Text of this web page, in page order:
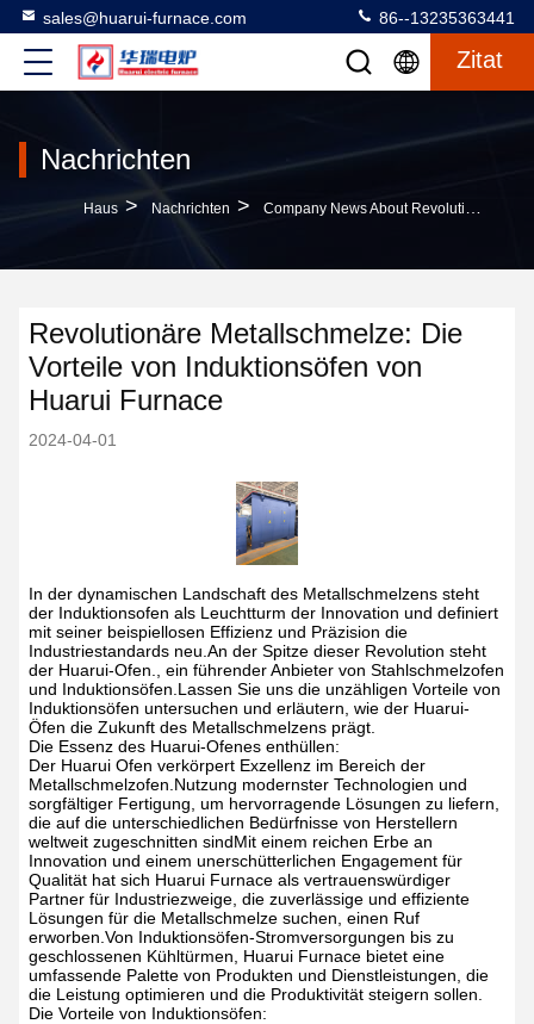
sales@huarui-furnace.com 86--13235363441
Zitat
Nachrichten
Haus > Nachrichten > Company News About Revolutionäre Metallschmelze: Die Vorteile Von Induktionsöfen Von Huarui Furnace
Revolutionäre Metallschmelze: Die
Vorteile von Induktionsöfen von
Huarui Furnace
2024-04-01
In der dynamischen Landschaft des Metallschmelzens steht
der Induktionsofen als Leuchtturm der Innovation und definiert
mit seiner beispiellosen Effizienz und Präzision die
Industriestandards neu.An der Spitze dieser Revolution steht
der Huarui-Ofen., ein führender Anbieter von Stahlschmelzofen
und Induktionsöfen.Lassen Sie uns die unzähligen Vorteile von
Induktionsöfen untersuchen und erläutern, wie der Huarui-
Öfen die Zukunft des Metallschmelzens prägt.
Die Essenz des Huarui-Ofenes enthüllen:
Der Huarui Ofen verkörpert Exzellenz im Bereich der
Metallschmelzofen.Nutzung modernster Technologien und
sorgfältiger Fertigung, um hervorragende Lösungen zu liefern,
die auf die unterschiedlichen Bedürfnisse von Herstellern
weltweit zugeschnitten sindMit einem reichen Erbe an
Innovation und einem unerschütterlichen Engagement für
Qualität hat sich Huarui Furnace als vertrauenswürdiger
Partner für Industriezweige, die zuverlässige und effiziente
Lösungen für die Metallschmelze suchen, einen Ruf
erworben.Von Induktionsöfen-Stromversorgungen bis zu
geschlossenen Kühltürmen, Huarui Furnace bietet eine
umfassende Palette von Produkten und Dienstleistungen, die
die Leistung optimieren und die Produktivität steigern sollen.
Die Vorteile von Induktionsöfen: